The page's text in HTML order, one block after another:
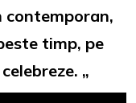
contemporan,
timp, pe
„